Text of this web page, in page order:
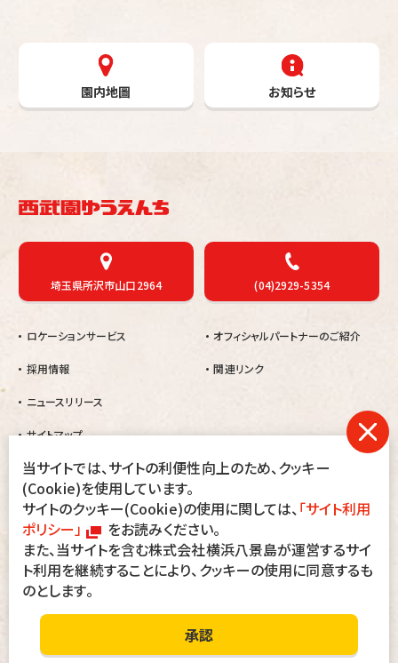
園内地圖 お知らせ
当サイトでは、サイトの利便性向上のため、クッキー
(Cookie)を使用しています。
サイトのクッキー(Cookie)の使用に関しては、「サイト利用
ポリシー」
をお読みください。
また、当サイトを含む株式会社横浜八景島が運営するサイ
ト利用を継続することにより、クッキーの使用に同意するも
のとします。
承認
埼玉県所沢市山口2964 (04)2929-5354
ロケーションサービス
採用情報
ニュースリリース
サイトマップ
オフィシャルパートナーのご紹介
関連リンク
当園では、暴力団及びその関係者、刺青・タトゥー・シール・ペイント等をされ
た方の入園は固くお断りします。
万一、入園された場合でも退園して頂きます。その際、入園料・駐車料金等の
返金は致しませんのでご了承ください。
会社情報 サイトのご利用にあたって
お客さまへのお願い
©Seibuen Amusement Park